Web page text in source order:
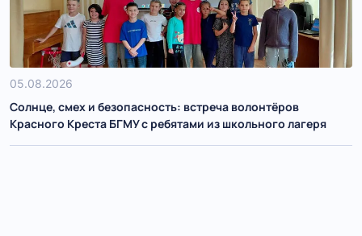
05.08.2026
Солнце, смех и безопасность: встреча волонтёров
Красного Креста БГМУ с ребятами из школьного лагеря